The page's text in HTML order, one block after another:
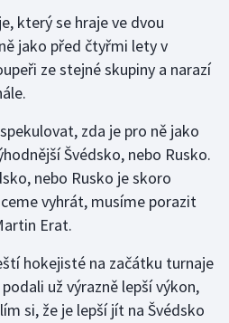
který se hraje ve dvou
jako před čtyřmi lety v
ze stejné skupiny a narazí
zda je pro ně jako
Švédsko, nebo Rusko.
nebo Rusko je skoro
vyhrát, musíme porazit
Erat.
hokejisté na začátku turnaje
už výrazně lepší výkon,
si, že je lepší jít na Švédsko